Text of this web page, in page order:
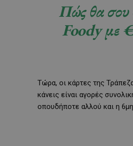
Πώς θα σου
Foody με
Τώρα, οι κάρτες της
κάνεις είναι αγορές
οπουδήποτε αλλού και η